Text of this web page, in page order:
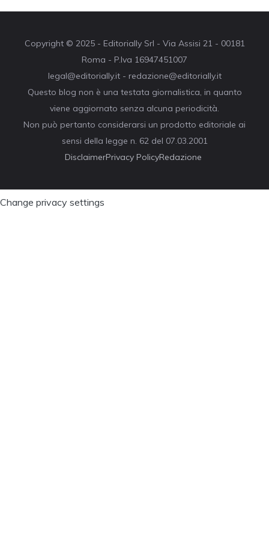
Copyright © 2025 - Editorially Srl - Via Assisi 21 - 00181
Roma - P.Iva 16947451007
legal@editorially.it - redazione@editorially.it
Questo blog non è una testata giornalistica, in quanto
viene aggiornato senza alcuna periodicità.
Non può pertanto considerarsi un prodotto editoriale ai
sensi della legge n. 62 del 07.03.2001
DisclaimerPrivacy PolicyRedazione
Change privacy settings